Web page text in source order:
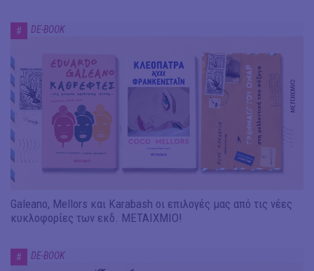
# DE-BOOK
Galeano, Mellors και Karabash οι επιλογές μας από τις νέες
κυκλοφορίες των εκδ. ΜΕΤΑΙΧΜΙΟ!
# DE-BOOK